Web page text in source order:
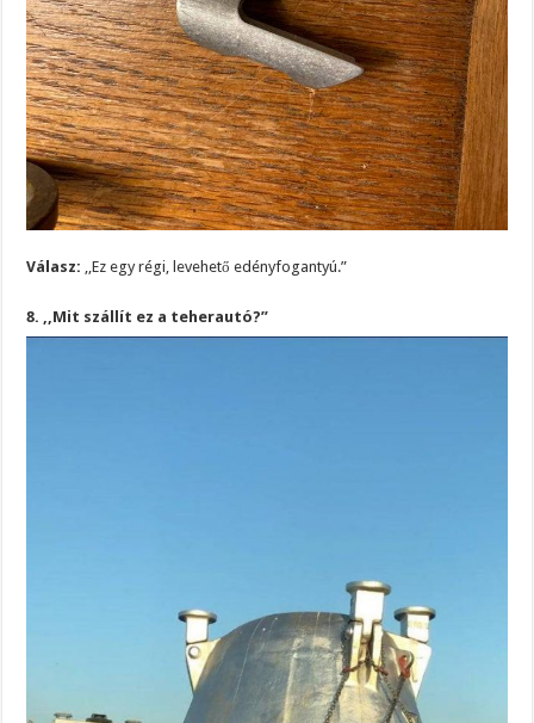
Válasz: ,,Ez egy régi, levehető edényfogantyú.”
8. ,,Mit szállít ez a teherautó?”